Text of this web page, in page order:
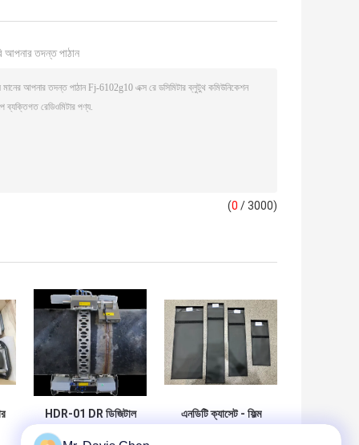
আপনার তদন্ত পাঠান
(0 / 3000)
HDR-01 DR ডিজিটাল
ইমেজিং ডিটেকশন সিস্টেম
এনডিটি ক্যাসেট - ফিল্ম